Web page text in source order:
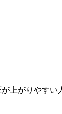
上がりやすい